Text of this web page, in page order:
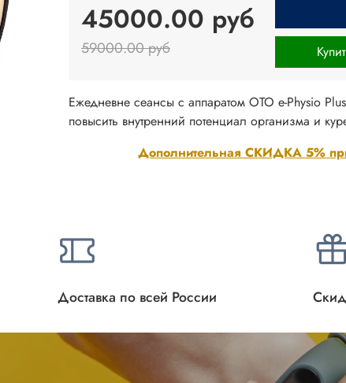
45000.00 руб
59000.00 руб
Дополнительная СКИДКА 5%
Ежедневне сеансы с аппаратом ОТО e-Physio
повысить внутренний потенциал организма и
Доставка по всей России